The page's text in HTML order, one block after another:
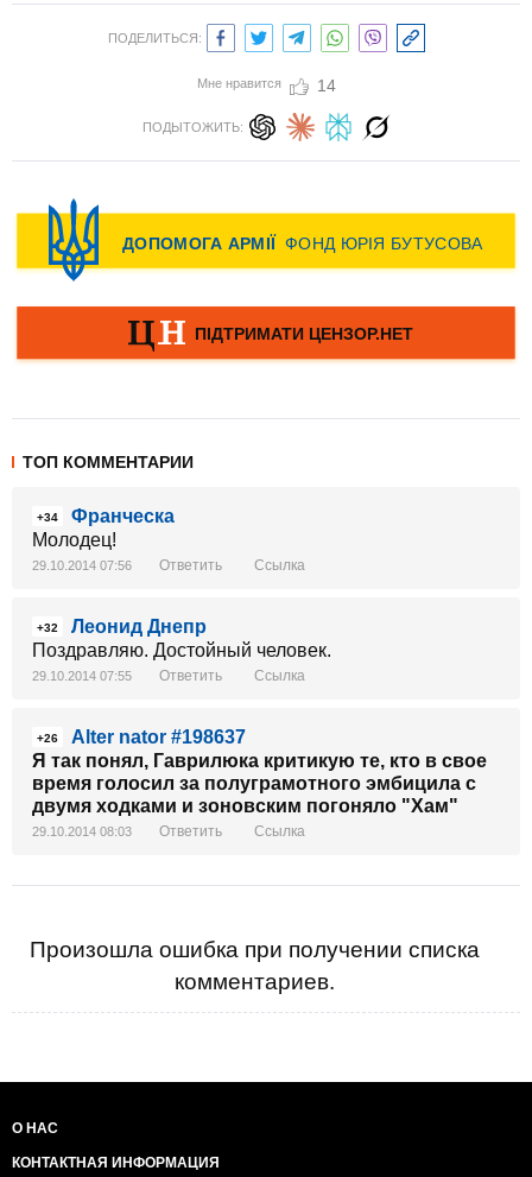
ПОДЕЛИТЬСЯ:
Мне нравится 14
ПОДЫТОЖИТЬ:
ТОП КОММЕНТАРИИ
+34
Франческа
Молодец!
29.10.2014 07:56 Ответить Ссылка
+32
Леонид Днепр
Поздравляю. Достойный человек.
29.10.2014 07:55 Ответить Ссылка
+26
Alter nator #198637
Я так понял, Гаврилюка критикую те, кто в свое
время голосил за полуграмотного эмбицила с
двумя ходками и зоновским погоняло "Хам"
29.10.2014 08:03 Ответить Ссылка
Произошла ошибка при получении списка
комментариев.
О НАС
КОНТАКТНАЯ ИНФОРМАЦИЯ